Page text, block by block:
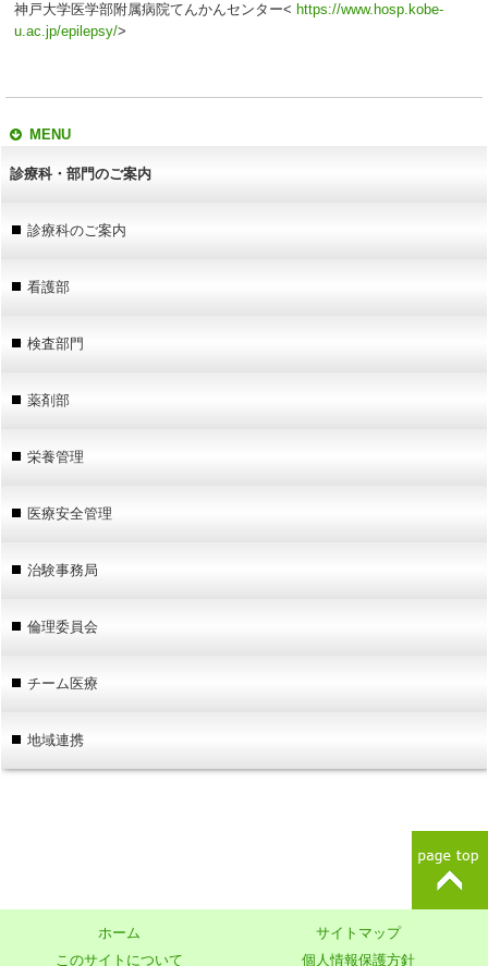
神戸大学医学部附属病院てんかんセンター< https://www.hosp.kobe-
u.ac.jp/epilepsy/>
MENU
診療科・部門のご案内
診療科のご案内
看護部
検査部門
薬剤部
栄養管理
医療安全管理
治験事務局
倫理委員会
チーム医療
地域連携
ホーム
サイトマップ
このサイトについて
個人情報保護方針